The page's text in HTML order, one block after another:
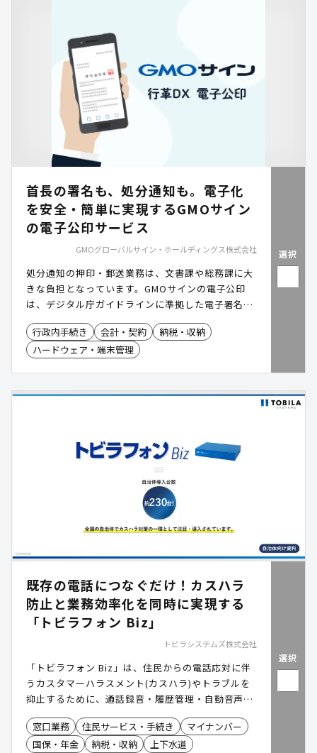
首長の署名も、処分通知も。電子化
を安全・簡単に実現するGMOサイン
の電子公印サービス
GMOグローバルサイン・ホールディングス株式会社
処分通知の押印・郵送業務は、文書課や総務課に大
きな負担となっています。GMOサインの電子公印
は、デジタル庁ガイドラインに準拠した電子署名に
より、首長印を含む公印の電子化を安全に実現しま
す。LGPKIの課題を解消しつつ、既存システムとの
連携やリモート署名にも対応。文書交付の効率化を
行政内手続き 会計・契約
納税・収納
ハードウェア・端末管理
選択
既存の電話につなぐだけ！カスハラ
防止と業務効率化を同時に実現する
「トビラフォン Biz」
トビラシステムズ株式会社
「トビラフォン Biz」は、住民からの電話応対に伴
うカスタマーハラスメント(カスハラ)やトラブルを
抑止するために、通話録音・履歴管理・自動音声ガ
イダンスをオールインワンで提供する電話応対支援
ソリューションです。既存の電話機に接続するだけ
で導入でき、職員を守りつつ電話業務の効率化と住
窓口業務 住民サービス・手続き
マイナンバー
国保・年金
納税・収納
上下水道
選択